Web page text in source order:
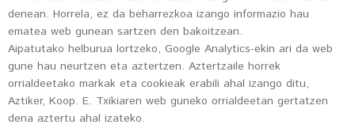
denean. Horrela, ez da beharrezkoa izango informazio hau
ematea web gunean sartzen den bakoitzean.
Aipatutako helburua lortzeko, Google Analytics-ekin ari da web
gune hau neurtzen eta aztertzen. Aztertzaile horrek
orrialdeetako markak eta cookieak erabili ahal izango ditu,
Aztiker, Koop. E. Txikiaren web guneko orrialdeetan gertatzen
dena aztertu ahal izateko.